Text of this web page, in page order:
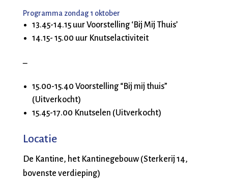
Programma zondag 1 oktober
13.45-14.15 uur Voorstelling ‘Bij Mij Thuis’
14.15- 15.00 uur Knutselactiviteit
–
15.00-15.40 Voorstelling “Bij mij thuis”
(Uitverkocht)
15.45-17.00 Knutselen (Uitverkocht)
Locatie
De Kantine, het Kantinegebouw (Sterkerij 14,
bovenste verdieping)